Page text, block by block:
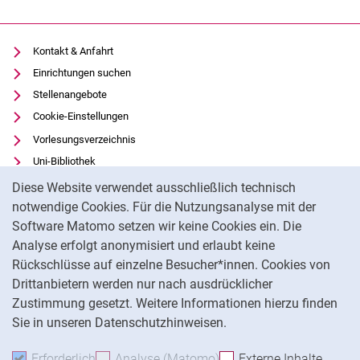
Diese Website verwendet ausschließlich technisch
notwendige Cookies. Für die Nutzungsanalyse mit der
Software Matomo setzen wir keine Cookies ein. Die
Analyse erfolgt anonymisiert und erlaubt keine
Rückschlüsse auf einzelne Besucher*innen. Cookies von
Drittanbietern werden nur nach ausdrücklicher
Zustimmung gesetzt. Weitere Informationen hierzu finden
Sie in unseren Datenschutzhinweisen.
Kontakt & Anfahrt
Einrichtungen suchen
Stellenangebote
Cookie-Einstellungen
Vorlesungsverzeichnis
Uni-Bibliothek
Moodle
Panopto
Datenschutz
Barrierefreiheit
Transparenter KI-Einsatz